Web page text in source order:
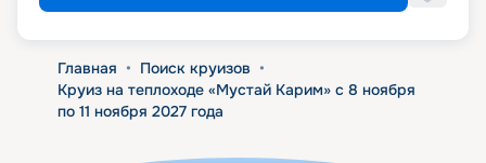
Главная • Поиск круизов •
Круиз на теплоходе «Мустай Карим» с 8 ноября
по 11 ноября 2027 года